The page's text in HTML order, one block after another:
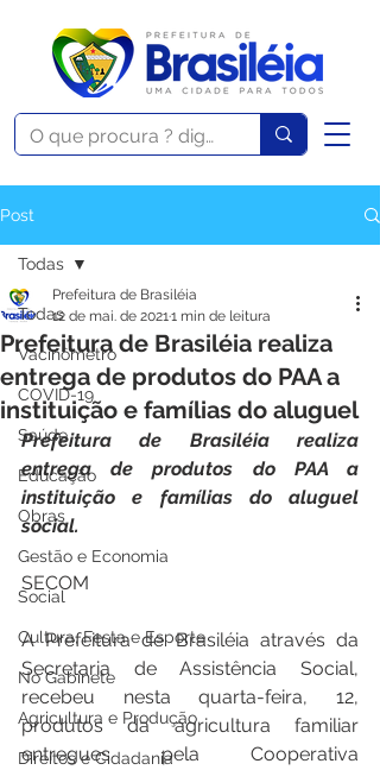
Post
Todas
Vacinômetro
COVID-19
Saúde
Educação
Obras
Gestão e Economia
Social
Cultura, Festa e Esporte
No Gabinete
Agricultura e Produção
Direitos e Cidadania
Todas
Prefeitura de Brasiléia realiza
entrega de produtos do PAA a
instituição e famílias do aluguel
Prefeitura de Brasiléia
12 de mai. de 20211 min de leitura
Prefeitura de Brasiléia realiza
entrega de produtos do PAA a
instituição e famílias do aluguel
social.
SECOM
A Prefeitura de Brasiléia através da
Secretaria de Assistência Social,
recebeu nesta quarta-feira, 12,
produtos da agricultura familiar
entregues pela Cooperativa